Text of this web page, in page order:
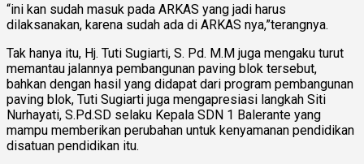
“ini kan sudah masuk pada ARKAS yang jadi harus
dilaksanakan, karena sudah ada di ARKAS nya,”terangnya.
Tak hanya itu, Hj. Tuti Sugiarti, S. Pd. M.M juga mengaku turut
memantau jalannya pembangunan paving blok tersebut,
bahkan dengan hasil yang didapat dari program pembangunan
paving blok, Tuti Sugiarti juga mengapresiasi langkah Siti
Nurhayati, S.Pd.SD selaku Kepala SDN 1 Balerante yang
mampu memberikan perubahan untuk kenyamanan pendidikan
disatuan pendidikan itu.